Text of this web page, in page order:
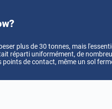
plus de 30 tonnes, mais
réparti uniformément, de
de contact, même un sol